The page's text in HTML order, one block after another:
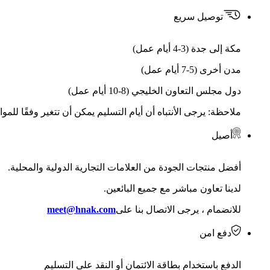
توصيل سريع
مكة إلى جدة (3-4 أيام عمل)
مدن أخرى (5-7 أيام عمل)
دول مجلس التعاون الخليجي (8-10 أيام عمل)
ملاحظة: يرجى الأنتباه أن أيام التسليم يمكن أن تتغير وفقًا
أصيل
أفضل منتجات الجودة من العلامات التجارية الدولية والمحلية.
لدينا تعاون مباشر مع جميع البائعين.
للانضمام ، يرجى الاتصال بنا علىmeet@hnak.com
دفع امن
الدفع باستخدام بطاقة الائتمان أو النقد على التسليم